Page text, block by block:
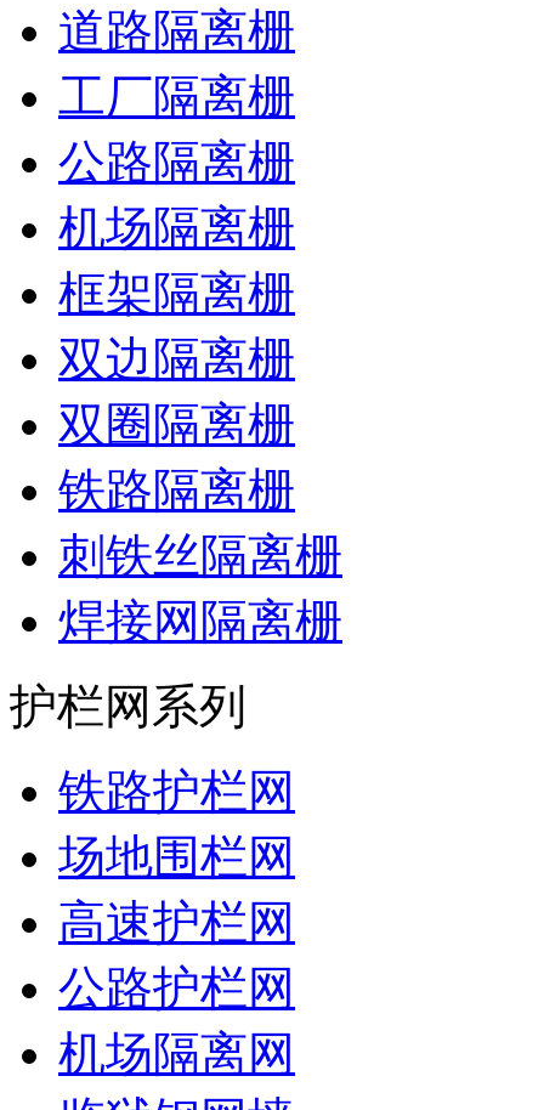
道路隔离栅
工厂隔离栅
公路隔离栅
机场隔离栅
框架隔离栅
双边隔离栅
双圈隔离栅
铁路隔离栅
刺铁丝隔离栅
焊接网隔离栅
护栏网系列
铁路护栏网
场地围栏网
高速护栏网
公路护栏网
机场隔离网